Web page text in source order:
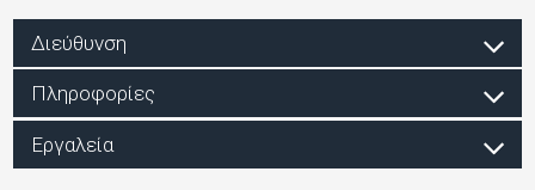
Διεύθυνση
Πληροφορίες
Εργαλεία